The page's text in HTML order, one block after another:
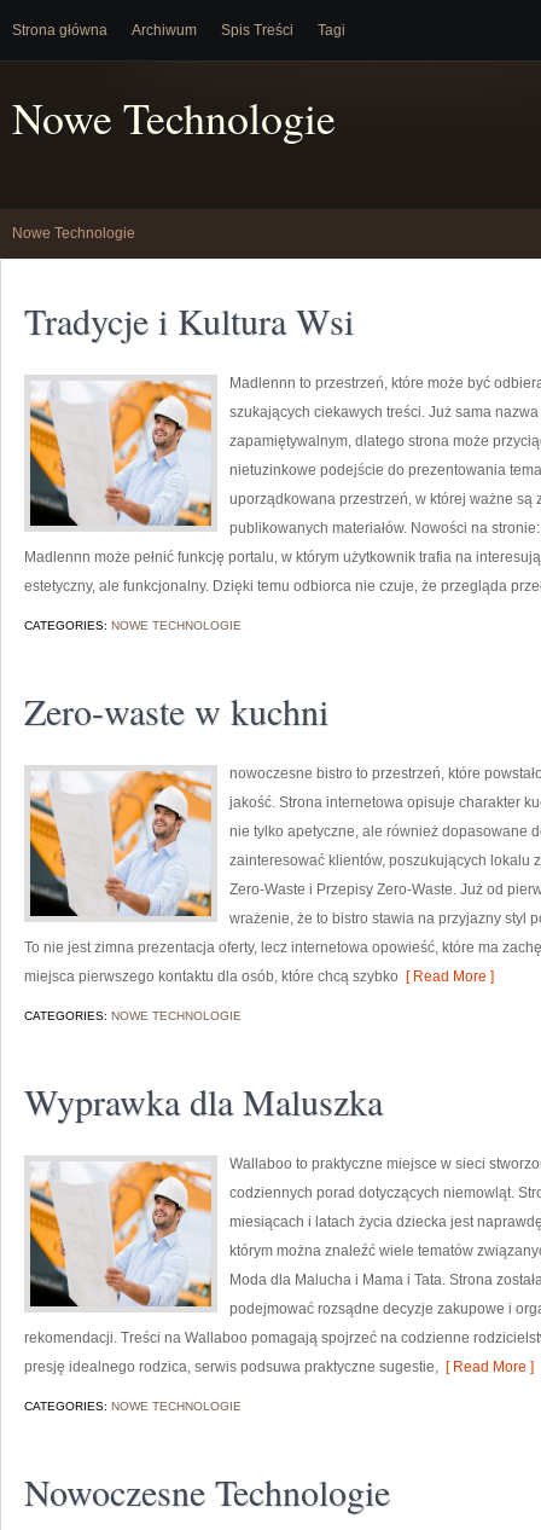
Strona główna Archiwum Spis Treści Tagi
Nowe Technologie
Nowe Technologie
Tradycje i Kultura Wsi
Madlennn to przestrzeń, które może być
szukających ciekawych treści. Już sama
zapamiętywalnym, dlatego strona może
nietuzinkowe podejście do prezentowania
uporządkowana przestrzeń, w której ważne są
publikowanych materiałów. Nowości na
Madlennn może pełnić funkcję portalu, w którym użytkownik trafia na
estetyczny, ale funkcjonalny. Dzięki temu odbiorca nie czuje, że przegląda
CATEGORIES: NOWE TECHNOLOGIE
Zero-waste w kuchni
nowoczesne bistro to przestrzeń, które
jakość. Strona internetowa opisuje charakter
nie tylko apetyczne, ale również dopasowane
zainteresować klientów, poszukujących lokalu
Zero-Waste i Przepisy Zero-Waste. Już od
wrażenie, że to bistro stawia na przyjazny styl
To nie jest zimna prezentacja oferty, lecz internetowa opowieść, które ma
miejsca pierwszego kontaktu dla osób, które chcą szybko [ Read More ]
CATEGORIES: NOWE TECHNOLOGIE
Wyprawka dla Maluszka
Wallaboo to praktyczne miejsce w sieci
codziennych porad dotyczących niemowląt.
miesiącach i latach życia dziecka jest
którym można znaleźć wiele tematów
Moda dla Malucha i Mama i Tata. Strona
podejmować rozsądne decyzje zakupowe i
rekomendacji. Treści na Wallaboo pomagają spojrzeć na codzienne
presję idealnego rodzica, serwis podsuwa praktyczne sugestie, [ Read More ]
CATEGORIES: NOWE TECHNOLOGIE
Nowoczesne Technologie